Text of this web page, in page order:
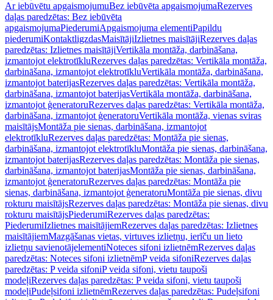
Ar iebūvētu apgaismojumuBez iebūvēta apgaismojumaRezerves
daļas paredzētas: Bez iebūvēta
apgaismojumaPiederumiApgaismojuma elementiPapildu
piederumiKontaktligzdasMaisītājiIzlietnes maisītājiRezerves daļas
paredzētas: Izlietnes maisītājiVertikāla montāža, darbināšana,
izmantojot elektrotīkluRezerves daļas paredzētas: Vertikāla montāža,
darbināšana, izmantojot elektrotīkluVertikāla montāža, darbināšana,
izmantojot baterijasRezerves daļas paredzētas: Vertikāla montāža,
darbināšana, izmantojot baterijasVertikāla montāža, darbināšana,
izmantojot ģeneratoruRezerves daļas paredzētas: Vertikāla montāža,
darbināšana, izmantojot ģeneratoruVertikāla montāža, vienas sviras
maisītājsMontāža pie sienas, darbināšana, izmantojot
elektrotīkluRezerves daļas paredzētas: Montāža pie sienas,
darbināšana, izmantojot elektrotīkluMontāža pie sienas, darbināšana,
izmantojot baterijasRezerves daļas paredzētas: Montāža pie sienas,
darbināšana, izmantojot baterijasMontāža pie sienas, darbināšana,
izmantojot ģeneratoruRezerves daļas paredzētas: Montāža pie
sienas, darbināšana, izmantojot ģeneratoruMontāža pie sienas, divu
rokturu maisītājsRezerves daļas paredzētas: Montāža pie sienas, divu
rokturu maisītājsPiederumiRezerves daļas paredzētas:
PiederumiIzlietnes maisītājiemRezerves daļas paredzētas: Izlietnes
maisītājiemMazgāšanas vietas, virtuves izlietņu, ierīču un lieto
izlietņu savienotājelementiNoteces sifoni izlietnēmRezerves daļas
paredzētas: Noteces sifoni izlietnēmP veida sifoniRezerves daļas
paredzētas: P veida sifoniP veida sifoni, vietu taupoši
modeļiRezerves daļas paredzētas: P veida sifoni, vietu taupoši
modeļiPudeļsifoni izlietnēmRezerves daļas paredzētas: Pudeļsifoni